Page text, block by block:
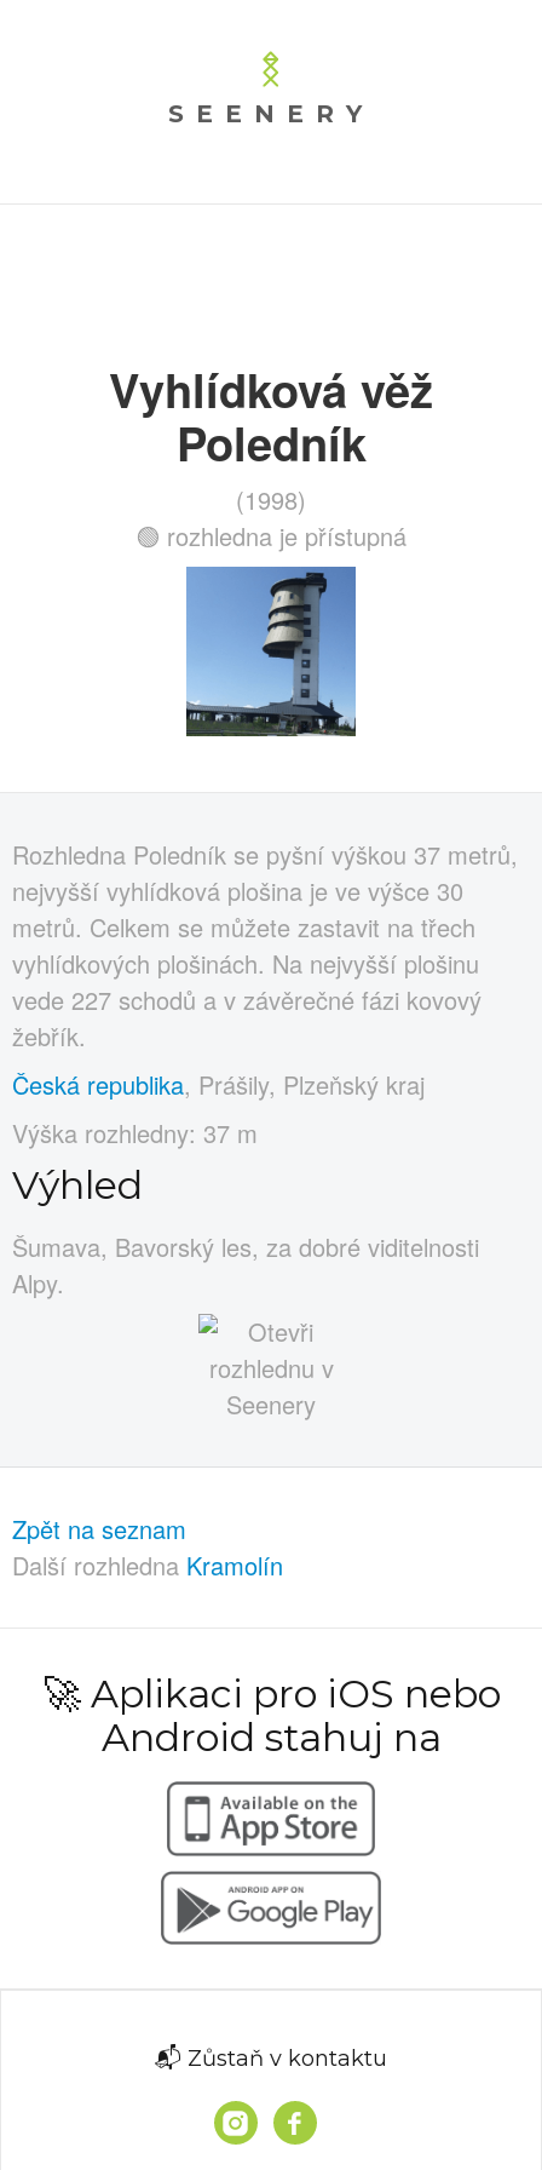
SEENERY
Vyhlídková věž
Poledník
(1998)
🟢 rozhledna je přístupná
Rozhledna Poledník se pyšní výškou 37 metrů,
nejvyšší vyhlídková plošina je ve výšce 30
metrů. Celkem se můžete zastavit na třech
vyhlídkových plošinách. Na nejvyšší plošinu
vede 227 schodů a v závěrečné fázi kovový
žebřík.
Česká republika, Prášily, Plzeňský kraj
Výška rozhledny: 37 m
Výhled
Šumava, Bavorský les, za dobré viditelnosti
Alpy.
Zpět na seznam
Další rozhledna Kramolín
🚀 Aplikaci pro iOS nebo
Android stahuj na
📬 Zůstaň v kontaktu